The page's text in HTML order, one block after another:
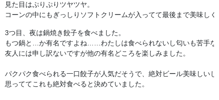
見た目はぷりぷりツヤツヤ。
コーンの中にもぎっしりソフトクリームが入ってて最後まで美味し
3つ目、夜は鍋焼き餃子を食べました。
もつ鍋と…か有名ですよね……わたしは食べられないし匂いも苦手な
友人には申し訳ないですが他の有名どころを楽しみました。
パクパク食べられる一口餃子が人気だそうで、絶対ビール美味しいじ
思っててこれも絶対食べると決めていました。